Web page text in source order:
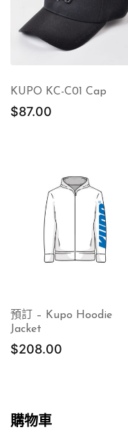
KUPO KC-C01 Cap
$87.00
預訂 – Kupo Hoodie
Jacket
$208.00
購物車